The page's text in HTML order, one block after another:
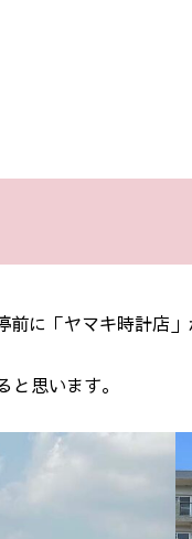
に「ヤマキ時計店
思います。